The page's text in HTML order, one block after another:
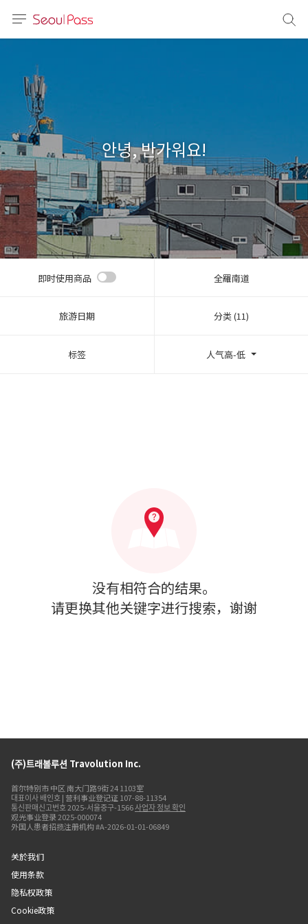
体)
文 (台灣)
안녕, 반가워요!
即时使用商品 全羅南道
旅游日期 分类 (11)
标签 人气高-低
没有相符合的结果。
请更换其他关键字进行搜索，谢谢
(주)트래볼루션 Travolution Inc.
首尔特别市 中区 南大门路9街 24 1103室
대표이사 배인호 | 营利事业登记证 107-88-11354
통신판매신고번호 2025-서울중구-1566사업자 정보 확인
观光事业登录 2025-000074
外国人患者招揽注册机构 #A-2026-01-01-06849
关於我们
使用条款
隐私权政策
Cookie政策